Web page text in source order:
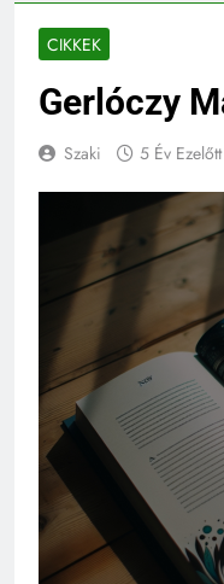
CIKKEK
Gerlóczy
Szaki 5 Év Ezelőtt